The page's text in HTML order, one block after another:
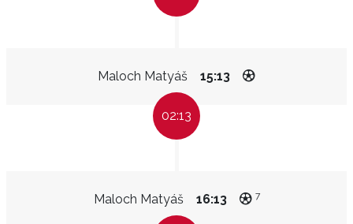
Maloch Matyáš 15:13
02:13
Maloch Matyáš 16:13 7